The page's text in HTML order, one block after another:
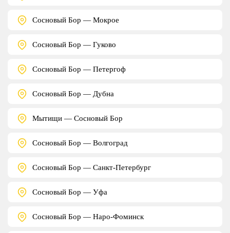
Сосновый Бор — Мокрое
Сосновый Бор — Гуково
Сосновый Бор — Петергоф
Сосновый Бор — Дубна
Мытищи — Сосновый Бор
Сосновый Бор — Волгоград
Сосновый Бор — Санкт-Петербург
Сосновый Бор — Уфа
Сосновый Бор — Наро-Фоминск